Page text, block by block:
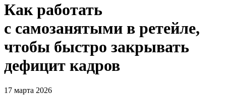
Как работать
с самозанятыми в ретейле,
чтобы быстро закрывать
дефицит кадров
17 марта 2026